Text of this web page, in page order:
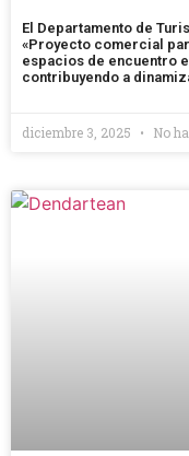
El Departamento de
«Proyecto comercial
espacios de encuentro
contribuyendo a
diciembre 3, 2025 No